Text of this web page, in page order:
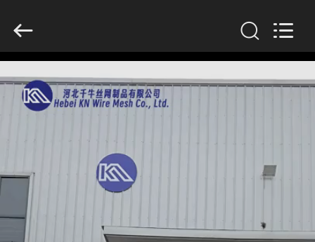
घर
उत्पादों
बारे
में
Rights
Reserved.